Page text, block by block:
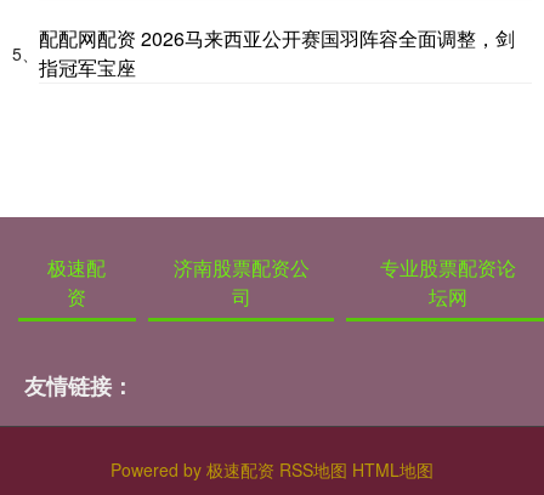
5、
配配网配资 2026马来西亚公开赛国羽阵容全面调整，剑
指冠军宝座
极速配
资
济南股票配资公
司
专业股票配资论
坛网
友情链接：
Powered by 极速配资 RSS地图 HTML地图